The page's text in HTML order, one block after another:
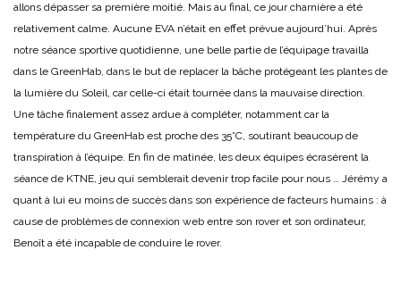
allons dépasser sa première moitié. Mais au final, ce jour charnière a été
relativement calme. Aucune EVA n’était en effet prévue aujourd’hui. Après
notre séance sportive quotidienne, une belle partie de l’équipage travailla
dans le GreenHab, dans le but de replacer la bâche protégeant les plantes de
la lumière du Soleil, car celle-ci était tournée dans la mauvaise direction.
Une tâche finalement assez ardue à compléter, notamment car la
température du GreenHab est proche des 35°C, soutirant beaucoup de
transpiration à l’équipe. En fin de matinée, les deux équipes écrasèrent la
séance de KTNE, jeu qui semblerait devenir trop facile pour nous … Jérémy a
quant à lui eu moins de succès dans son expérience de facteurs humains : à
cause de problèmes de connexion web entre son rover et son ordinateur,
Benoît a été incapable de conduire le rover.